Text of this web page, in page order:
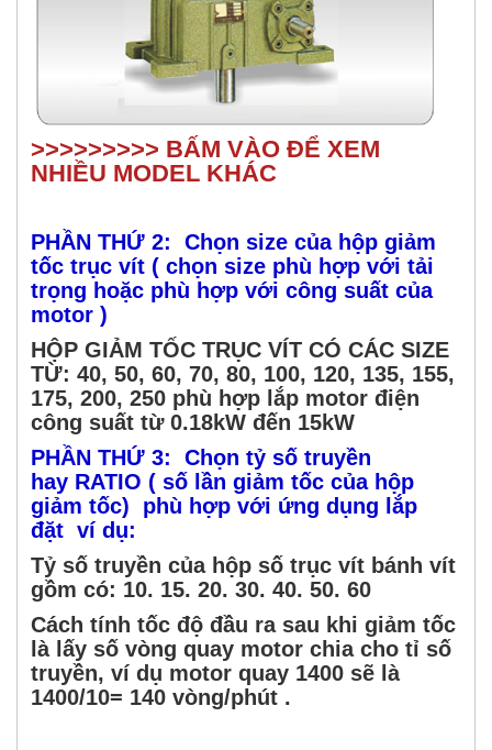
>>>>>>>>> BẤM VÀO ĐỂ XEM
NHIỀU MODEL KHÁC
PHẦN THỨ 2: Chọn size của hộp giảm
tốc trục vít ( chọn size phù hợp với tải
trọng hoặc phù hợp với công suất của
motor )
HỘP GIẢM TỐC TRỤC VÍT CÓ CÁC SIZE
TỪ: 40, 50, 60, 70, 80, 100, 120, 135, 155,
175, 200, 250 phù hợp lắp motor điện
công suất từ 0.18kW đến 15kW
PHẦN THỨ 3: Chọn tỷ số truyền
hay RATIO ( số lần giảm tốc của hộp
giảm tốc) phù hợp với ứng dụng lắp
đặt ví dụ:
Tỷ số truyền của hộp số trục vít bánh vít
gồm có: 10. 15. 20. 30. 40. 50. 60
Cách tính tốc độ đầu ra sau khi giảm tốc
là lấy số vòng quay motor chia cho tỉ số
truyền, ví dụ motor quay 1400 sẽ là
1400/10= 140 vòng/phút .